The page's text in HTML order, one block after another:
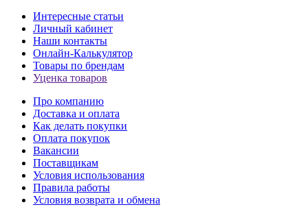
Интересные статьи
Личный кабинет
Наши контакты
Онлайн-Калькулятор
Товары по брендам
Уценка товаров
Про компанию
Доставка и оплата
Как делать покупки
Оплата покупок
Вакансии
Поставщикам
Условия использования
Правила работы
Условия возврата и обмена